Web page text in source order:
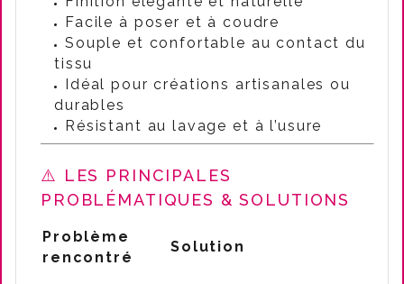
Facile à poser et à coudre
Souple et confortable au contact du
tissu
Idéal pour créations artisanales ou
durables
Résistant au lavage et à l’usure
⚠️
LES PRINCIPALES
PROBLÉMATIQUES & SOLUTIONS
Problème
rencontré
Solution